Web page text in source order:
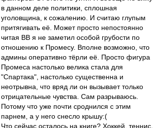
в данном деле политики, сплошная
уголовщина, к сожалению. И считаю глупым
притягивать её. Может просто непостоянно
читая ВВ я не заметил особой грубости по
отношению к Промесу. Вполне возможно, что
админы оперативно тёрли её. Просто фигура
Промеса настолько велика стала для
"Спартака", настолько существенна и
неотрывна, что вряд ли он вызывает только
отрицательные чувства. Сам разрываюсь.
Потому что уже почти сроднился с этим
парнем, а у него снесло крышу:(
Что сейчас осталось на книге? Хоккей, теннис.